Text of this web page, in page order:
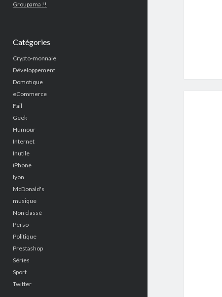
Groupama !!
Catégories
Crypto-monnaie
Développement
Domotique
eCommerce
Fail
Geek
Humour
Internet
Inutile
iPhone
lyon
McDonald's
musique
Non classé
Perso
Politique
Prestashop
Séries
Sport
Twitter